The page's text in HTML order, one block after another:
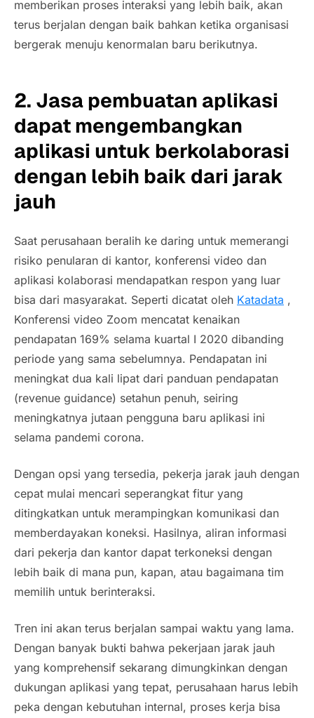
memberikan proses interaksi yang lebih baik, akan
terus berjalan dengan baik bahkan ketika organisasi
bergerak menuju kenormalan baru berikutnya.
2. Jasa pembuatan aplikasi
dapat mengembangkan
aplikasi untuk berkolaborasi
dengan lebih baik dari jarak
jauh
Saat perusahaan beralih ke daring untuk memerangi
risiko penularan di kantor, konferensi video dan
aplikasi kolaborasi mendapatkan respon yang luar
bisa dari masyarakat. Seperti dicatat oleh Katadata ,
Konferensi video Zoom mencatat kenaikan
pendapatan 169% selama kuartal I 2020 dibanding
periode yang sama sebelumnya. Pendapatan ini
meningkat dua kali lipat dari panduan pendapatan
(revenue guidance) setahun penuh, seiring
meningkatnya jutaan pengguna baru aplikasi ini
selama pandemi corona.
Dengan opsi yang tersedia, pekerja jarak jauh dengan
cepat mulai mencari seperangkat fitur yang
ditingkatkan untuk merampingkan komunikasi dan
memberdayakan koneksi. Hasilnya, aliran informasi
dari pekerja dan kantor dapat terkoneksi dengan
lebih baik di mana pun, kapan, atau bagaimana tim
memilih untuk berinteraksi.
Tren ini akan terus berjalan sampai waktu yang lama.
Dengan banyak bukti bahwa pekerjaan jarak jauh
yang komprehensif sekarang dimungkinkan dengan
dukungan aplikasi yang tepat, perusahaan harus lebih
peka dengan kebutuhan internal, proses kerja bisa